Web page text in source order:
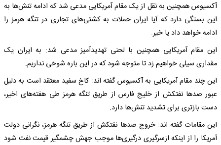
آکسیوس همچنین به نقل از یک مقام آمریکایی مدعی شد که ادامه تنش‌ها به
این بستگی دارد که آیا ایران حملات به کشتی‌های تجاری در تنگه هرمز را
ادامه خواهد داد یا خیر.
این مقام آمریکایی همچنین با لحنی تهدیدآمیز مدعی شد: به ایران یک
مقداری سیلی خواهیم زد تا متوجه شود که در این باره شوخی نداریم.
این چند مقام آمریکایی به آکسیوس گفته اند: کاخ سفید معتقد است به دلیل
عبور صدها نفتکش از خلیج فارس از طریق تنگه هرمز طی هفته‌های اخیر،
دست بازتری برای تشدید تنش‌ها دارد.
این مقامات گفته اند: خروج صدها نفتکش از طریق تنگه هرمز، نگرانی دولت
آمریکا را از اینکه ازسرگیری درگیری‌ها موجب جهش چشمگیر قیمت نفت شود